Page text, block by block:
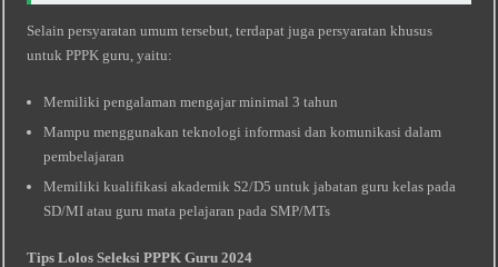
Selain persyaratan umum tersebut, terdapat juga persyaratan khusus
untuk PPPK guru, yaitu:
Memiliki pengalaman mengajar minimal 3 tahun
Mampu menggunakan teknologi informasi dan komunikasi dalam
pembelajaran
Memiliki kualifikasi akademik S2/D5 untuk jabatan guru kelas pada
SD/MI atau guru mata pelajaran pada SMP/MTs
Tips Lolos Seleksi PPPK Guru 2024